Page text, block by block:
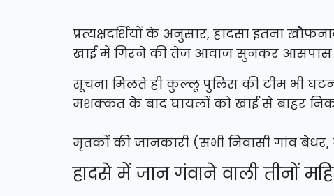
प्रत्यक्षदर्शियों के अनुसार, हादसा इतना
खाई में गिरने की तेज आवाज सुनकर आसपास के
सूचना मिलते ही कुल्लू पुलिस की टीम भी
मशक्कत के बाद घायलों को खाई से बाहर
मृतकों की जानकारी (सभी निवासी गांव
हादसे में जान गंवाने वाली तीनों